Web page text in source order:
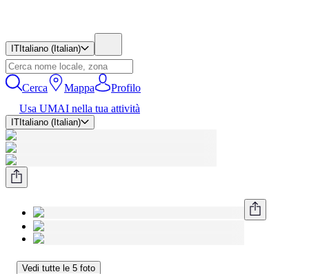
IT Italiano (Italian)
Cerca Mappa
Profilo
Usa UMAI nella tua attività
IT Italiano (Italian)
Vedi tutte le 5 foto